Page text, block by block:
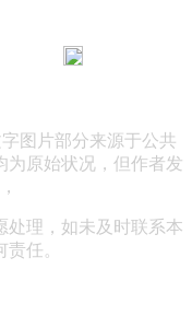
图片部分来源于公共
为原始状况，但作者发
处理，如未及时联系本
任。